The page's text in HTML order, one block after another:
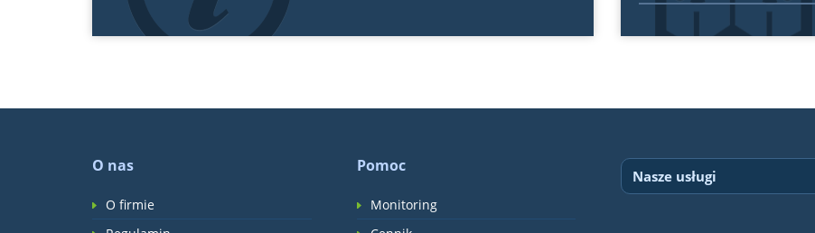
O nas
O firmie
Pomoc
Monitoring
Nasze usługi